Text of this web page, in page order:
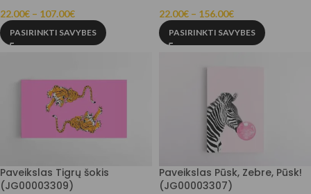
22.00€ – 107.00€
PASIRINKTI SAVYBES
22.00€ – 156.00€
PASIRINKTI SAVYBES
Paveikslas Tigrų šokis
(JG00003309)
Paveikslas Pūsk, Zebre, Pūsk!
(JG00003307)